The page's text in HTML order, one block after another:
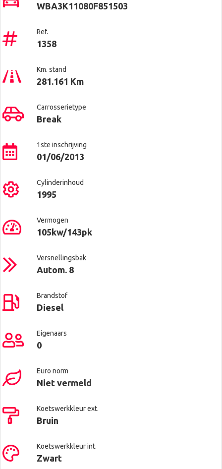
WBA3K11080F851503
Ref.
1358
Km. stand
281.161 Km
Carrosserietype
Break
1ste inschrijving
01/06/2013
Cylinderinhoud
1995
Vermogen
105kw/143pk
Versnellingsbak
Autom. 8
Brandstof
Diesel
Eigenaars
0
Euro norm
Niet vermeld
Koetswerkkleur ext.
Bruin
Koetswerkkleur int.
Zwart